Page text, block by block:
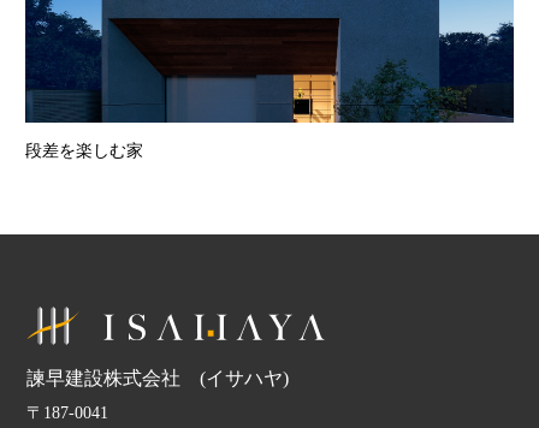
段差を楽しむ家
諫早建設株式会社 (イサハヤ)
〒187-0041